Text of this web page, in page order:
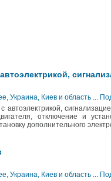
, Украина, Киев и область ...
отключение и
дополнительного
, Украина, Киев и область ...